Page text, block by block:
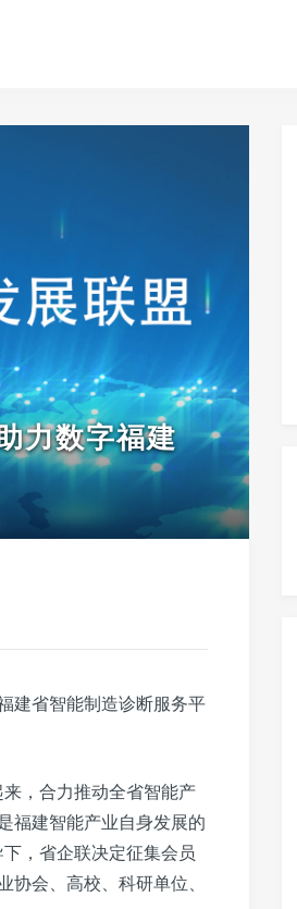
力数字福建
建省智能制造诊断服务平
，合力推动全省智能产
福建智能产业自身发展的
，省企联决定征集会员
会、高校、科研单位、